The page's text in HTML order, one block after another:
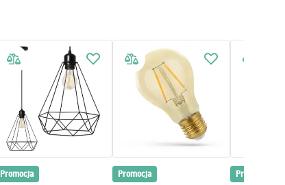
Promocja Promocja Promocja